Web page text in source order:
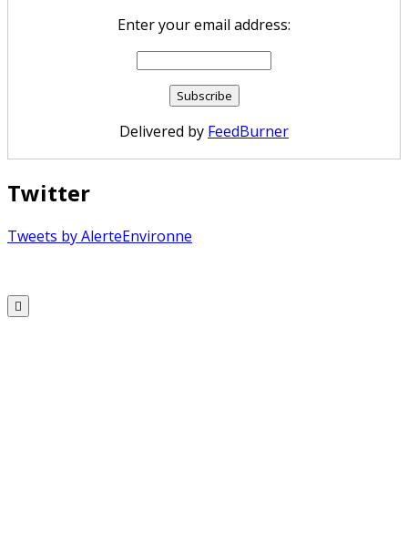
Enter your email address:
Delivered by FeedBurner
Twitter
Tweets by AlerteEnvironne
to